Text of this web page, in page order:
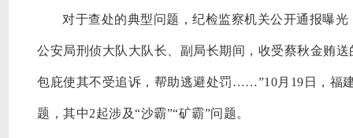
对于查处的典型问题，纪检监察机关公开通报曝光
公安局刑侦大队大队长、副局长期间，收受蔡秋金贿
包庇使其不受追诉，帮助逃避处罚……”10月19日，福
题，其中2起涉及“沙霸”“矿霸”问题。